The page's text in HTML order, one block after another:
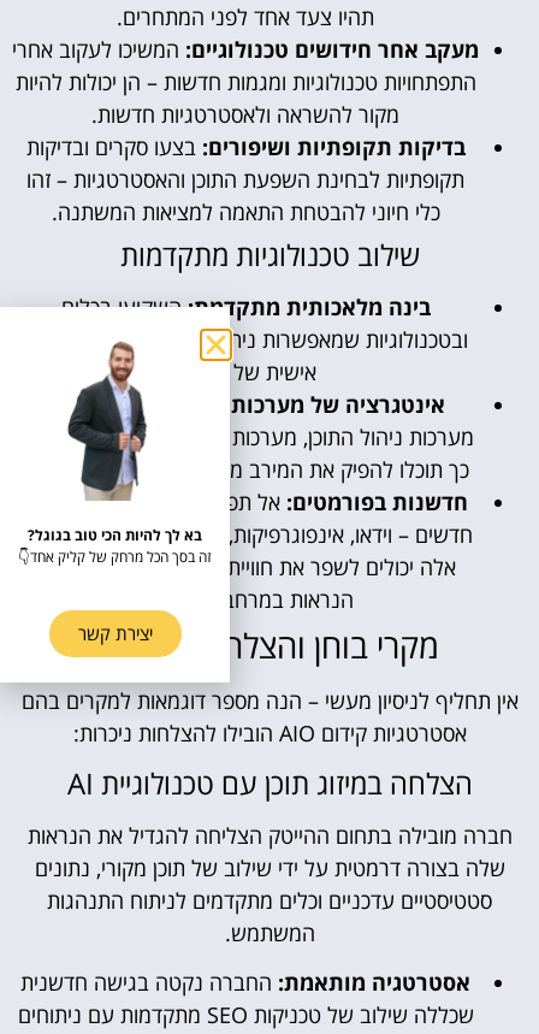
תהיו צעד אחד לפני המתחרים.
מעקב אחר חידושים טכנולוגיים: המשיכו לעקוב אחרי
התפתחויות טכנולוגיות ומגמות חדשות – הן יכולות להיות
מקור להשראה ולאסטרטגיות חדשות.
בדיקות תקופתיות ושיפורים: בצעו סקרים ובדיקות
תקופתיות לבחינת השפעת התוכן והאסטרטגיות – זהו
כלי חיוני להבטחת התאמה למציאות המשתנה.
שילוב טכנולוגיות מתקדמות
בינה מלאכותית מתקדמת:השקיעו בכלים
ובטכנולוגיות שמאפשרות ניתוח נתונים עמוק והתאמה
אישית של התוכן.
אינטגרציה של מערכות:
הקפידו על סנכרון בין
מערכות ניהול התוכן, מערכות ניתוח נתונים וכלי שיווק –
כך תוכלו להפיק את המירב מהמידע העומד לרשותכם.
חדשנות בפורמטים: אל תפחדו להתנסות בפורמטים
חדשים – וידאו, אינפוגרפיקות, מציאות מדומה ועוד – כל
אלה יכולים לשפר את חוויית המשתמש ולהגדיל את
הנראות במרחב הדיגיטלי.
מקרי בוחן והצלחות בשטח
אין תחליף לניסיון מעשי – הנה מספר דוגמאות למקרים בהם
אסטרטגיות קידום AIO הובילו להצלחות ניכרות:
הצלחה במיזוג תוכן עם טכנולוגיית AI
חברה מובילה בתחום ההייטק הצליחה להגדיל את הנראות
שלה בצורה דרמטית על ידי שילוב של תוכן מקורי, נתונים
סטטיסטיים עדכניים וכלים מתקדמים לניתוח התנהגות
המשתמש.
אסטרטגיה מותאמת: החברה נקטה בגישה חדשנית
שכללה שילוב של טכניקות SEO מתקדמות עם ניתוחים
בא לך להיות הכי טוב בגוגל?
זה בסך הכל מרחק של קליק אחד👇
יצירת קשר